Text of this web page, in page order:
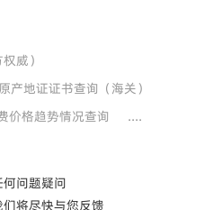
威）
原产地证证书查询（海关）
价格趋势情况查询 ....
问题疑问
将尽快与您反馈